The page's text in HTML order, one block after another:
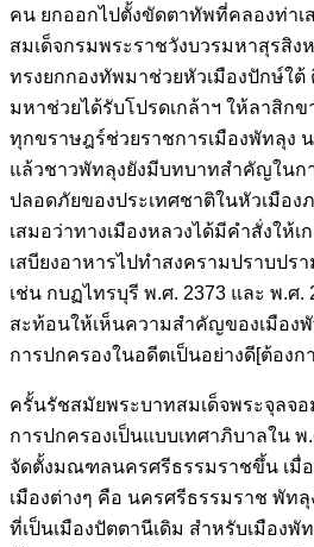
คน ยกออกไปตั้งขัดตาทัพที่คลองท่าเ
สมเด็จกรมพระราชวังบวรมหาสุรสิ
ทรงยกกองทัพมาช่วยหัวเมืองปักษ์ใ
มหาช่วยได้รับโปรดเกล้าฯ ให้ลาสิกข
ทุกขราษฎร์ช่วยราชการเมืองพัทลุง
แล้วชาวพัทลุงยังมีบทบาทสำคัญในก
ปลอดภัยของประเทศชาติในหัวเมือง
เสมอว่าทางเมืองหลวงได้มีคำสั่งให้
เสบียงอาหารไปทำสงครามปราบปร
เช่น กบฏไทรบุรี พ.ศ. 2373 และ พ.ศ
สะท้อนให้เห็นความสำคัญของเมืองพั
การปกครองในอดีตเป็นอย่างดี[ต้องก
ครั้นรัชสมัยพระบาทสมเด็จพระจุลจอ
การปกครองเป็นแบบเทศาภิบาลใน พ
จัดตั้งมณฑลนครศรีธรรมราชขึ้น เมื่อ
เมืองต่างๆ คือ นครศรีธรรมราช พัท
ที่เป็นเมืองปัตตานีเดิม สำหรับเมืองพั